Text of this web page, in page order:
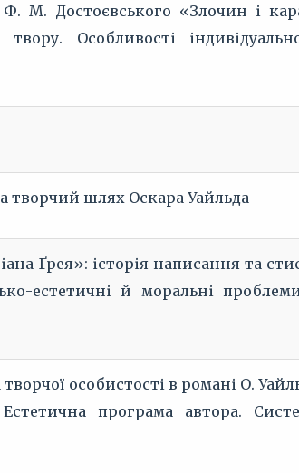
М. Достоєвського «Злочин і
Особливості
творчий шлях Оскара Уайльда
Ґрея»: історія написання та
естетичні й моральні
особистості в романі О.
програма автора.